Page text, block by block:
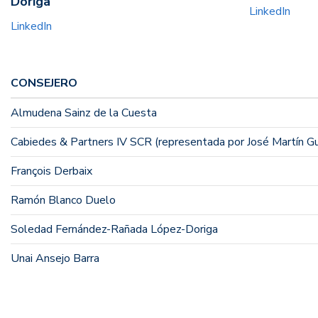
LinkedIn
LinkedIn
CONSEJERO
Almudena Sainz de la Cuesta
Cabiedes & Partners IV SCR (representada por José Martín
François Derbaix
Ramón Blanco Duelo
Soledad Fernández-Rañada López-Doriga
Unai Ansejo Barra